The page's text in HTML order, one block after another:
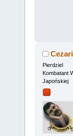
Pierdziel
Kombatant
Japońskiej